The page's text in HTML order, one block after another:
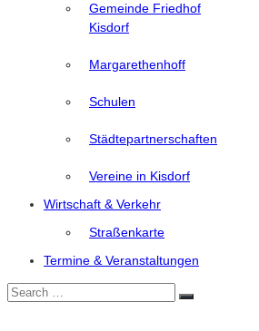
Gemeinde Friedhof
Kisdorf
Margarethenhoff
Schulen
Städtepartnerschaften
Vereine in Kisdorf
Wirtschaft & Verkehr
Straßenkarte
Termine & Veranstaltungen
Search
Search